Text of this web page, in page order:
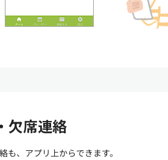
欠席連絡
も、アプリ上からできます。